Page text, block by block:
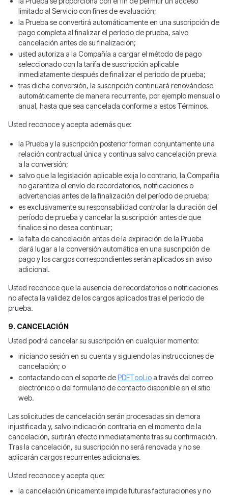
limitado al Servicio con fines de evaluación;
la Prueba se convertirá automáticamente en una suscripción de
pago completa al finalizar el período de prueba, salvo
cancelación antes de su finalización;
usted autoriza a la Compañía a cargar el método de pago
seleccionado con la tarifa de suscripción aplicable
inmediatamente después de finalizar el período de prueba;
tras dicha conversión, la suscripción continuará renovándose
automáticamente de manera recurrente, por ejemplo mensual o
anual, hasta que sea cancelada conforme a estos Términos.
Usted reconoce y acepta además que:
la Prueba y la suscripción posterior forman conjuntamente una
relación contractual única y continua salvo cancelación previa
a la conversión;
salvo que la legislación aplicable exija lo contrario, la Compañía
no garantiza el envío de recordatorios, notificaciones o
advertencias antes de la finalización del período de prueba;
es exclusivamente su responsabilidad controlar la duración del
período de prueba y cancelar la suscripción antes de que
finalice si no desea continuar;
la falta de cancelación antes de la expiración de la Prueba
dará lugar a la conversión automática en una suscripción de
pago y los cargos correspondientes serán aplicados sin aviso
adicional.
Usted reconoce que la ausencia de recordatorios o notificaciones
no afecta la validez de los cargos aplicados tras el período de
prueba.
9. CANCELACIÓN
Usted podrá cancelar su suscripción en cualquier momento:
iniciando sesión en su cuenta y siguiendo las instrucciones de
cancelación; o
contactando con el soporte dePDFTool.ioa través del correo
electrónico o del formulario de contacto disponible en el sitio
web.
Las solicitudes de cancelación serán procesadas sin demora
injustificada y, salvo indicación contraria en el momento de la
cancelación, surtirán efecto inmediatamente tras su confirmación.
Tras la cancelación, su suscripción no será renovada y no se
aplicarán cargos recurrentes adicionales.
Usted reconoce y acepta que:
la cancelación únicamente impide futuras facturaciones y no